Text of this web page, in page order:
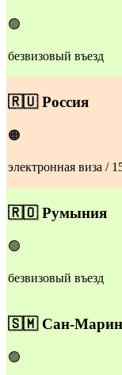
🟢
безвизовый въезд
🇷🇺Россия
🟠
электронная виза /
​🇷🇴​Румыния
🟢
безвизовый въезд
🇸🇲 Сан-
🟢